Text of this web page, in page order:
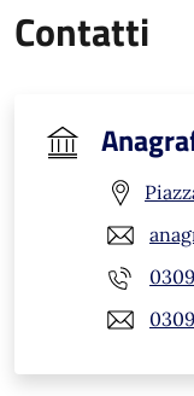
Contatti